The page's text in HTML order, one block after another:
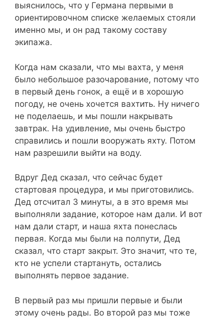
выяснилось, что у Германа первыми в
ориентировочном списке желаемых стояли
именно мы, и он рад такому составу
экипажа.
Когда нам сказали, что мы вахта, у меня
было небольшое разочарование, потому что
в первый день гонок, а ещё и в хорошую
погоду, не очень хочется вахтить. Ну ничего
не поделаешь, и мы пошли накрывать
завтрак. На удивление, мы очень быстро
справились и пошли вооружать яхту. Потом
нам разрешили выйти на воду.
Вдруг Дед сказал, что сейчас будет
стартовая процедура, и мы приготовились.
Дед отсчитал 3 минуты, а в это время мы
выполняли задание, которое нам дали. И вот
нам дали старт, и наша яхта понеслась
первая. Когда мы были на полпути, Дед
сказал, что старт закрыт. Это значит, что те,
кто не успели стартануть, остались
выполнять первое задание.
В первый раз мы пришли первые и были
этому очень рады. Во второй раз мы тоже